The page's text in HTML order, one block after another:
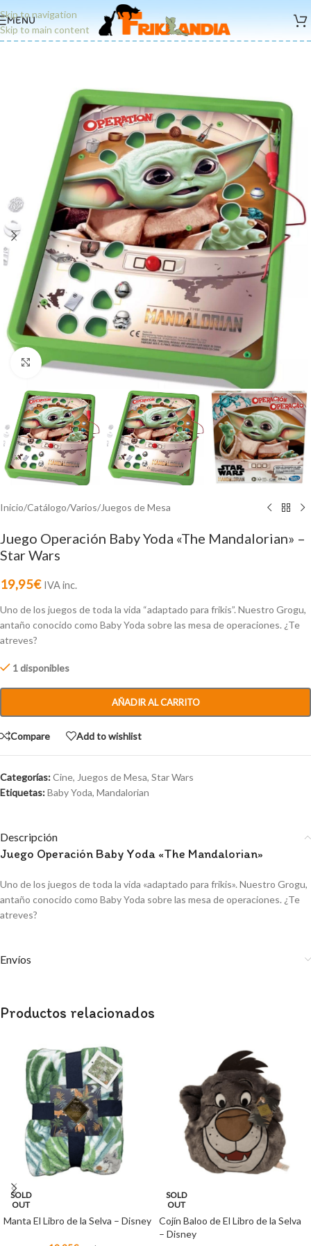
Skip to navigation
Skip to main content
MENU
Click to enlarge
Inicio/Catálogo/Varios/Juegos de Mesa
Juego Operación Baby Yoda «The Mandalorian» –
Star Wars
19,95€ IVA inc.
Uno de los juegos de toda la vida “adaptado para frikis”. Nuestro Grogu,
antaño conocido como Baby Yoda sobre las mesa de operaciones. ¿Te
atreves?
1 disponibles
AÑADIR AL CARRITO
Compare Add to wishlist
Categorías:Cine, Juegos de Mesa, Star Wars
Etiquetas:Baby Yoda, Mandalorian
Descripción
Juego Operación Baby Yoda «The Mandalorian»
Uno de los juegos de toda la vida «adaptado para frikis». Nuestro Grogu,
antaño conocido como Baby Yoda sobre las mesa de operaciones. ¿Te
atreves?
Envíos
Productos relacionados
SOLD
OUT
Manta El Libro de la Selva – Disney
SOLD
OUT
Cojín Baloo de El Libro de la Selva
– Disney